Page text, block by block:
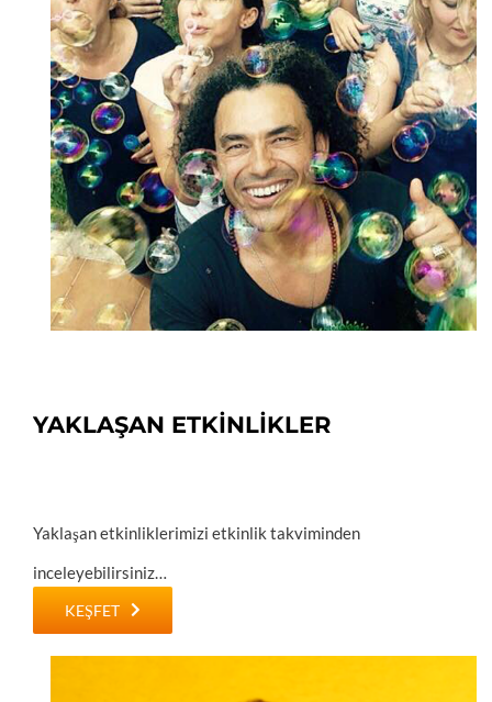
YAKLAŞAN ETKİNLİKLER
Yaklaşan etkinliklerimizi etkinlik takviminden
inceleyebilirsiniz…
KEŞFET